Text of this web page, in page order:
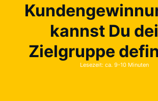
kannst Du
Zielgruppe
Lesezeit: ca. 9-10 Minuten